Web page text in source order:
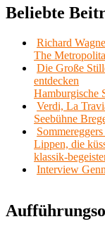
Beliebte
Richard
The
Die Große
entdecken
Hamburgische
Verdi, La
Seebühne
Lippen, die
klassik-
Interview